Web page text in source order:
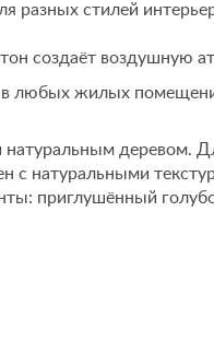
разных стилей
создаёт воздушную
в любых жилых
натуральным деревом.
с натуральными
приглушённый